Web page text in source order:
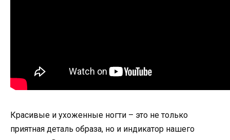
Красивые и ухоженные ногти – это не только
приятная деталь образа, но и индикатор нашего